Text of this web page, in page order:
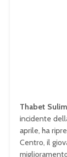
Thabet
incidente
aprile, ha
Centro, il